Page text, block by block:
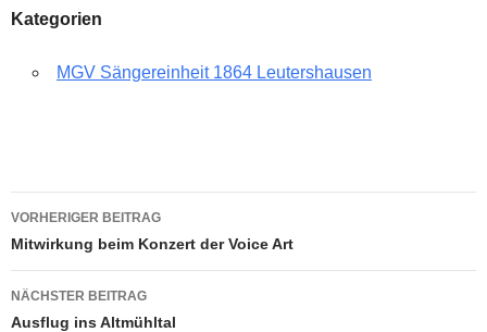
Kategorien
MGV Sängereinheit 1864 Leutershausen
Beitragsnavigation
VORHERIGER BEITRAG
Mitwirkung beim Konzert der Voice Art
NÄCHSTER BEITRAG
Ausflug ins Altmühltal